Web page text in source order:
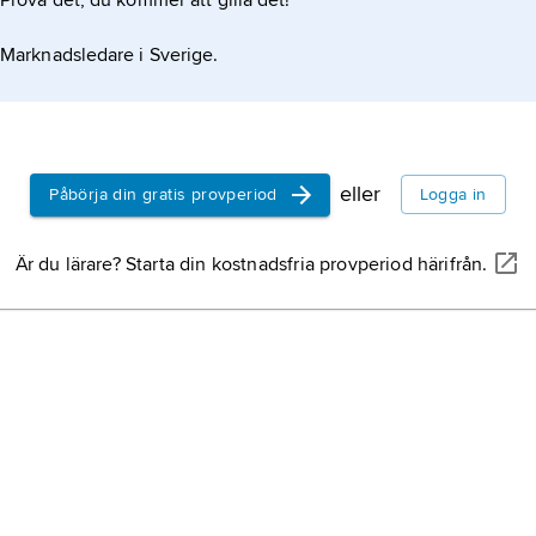
Marknadsledare i Sverige.
Påbörja din gratis provperiod eller Logga in
Är du lärare? Starta din kostnadsfria provperiod härifrån.